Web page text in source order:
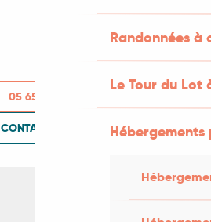
Randonnées
Le Tour du Lot
05 65 41 30
CONTACTEZ-NOUS